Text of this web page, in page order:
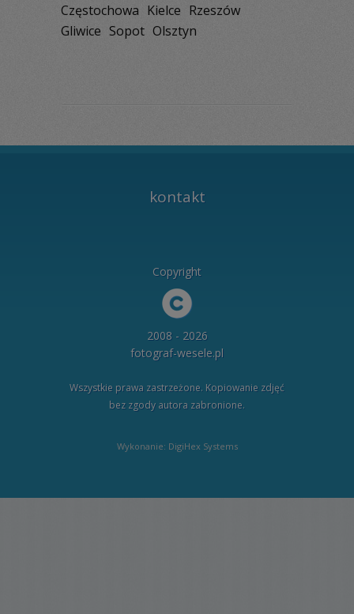
Częstochowa Kielce Rzeszów
Gliwice Sopot Olsztyn
kontakt
Copyright
2008 - 2026
fotograf-wesele.pl
Wszystkie prawa zastrzeżone. Kopiowanie zdjęć
bez zgody autora zabronione.
Wykonanie: DigiHex Systems